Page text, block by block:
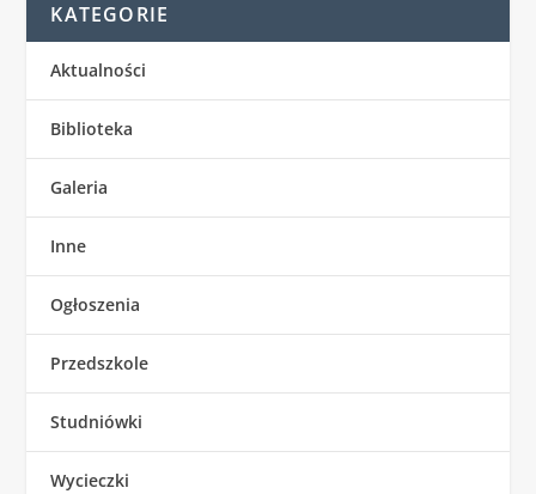
KATEGORIE
Aktualności
Biblioteka
Galeria
Inne
Ogłoszenia
Przedszkole
Studniówki
Wycieczki